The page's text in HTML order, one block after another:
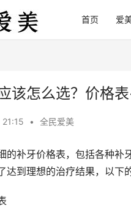
首页 爱
该怎么选？价格
• 全民爱美
的补牙价格表，包括各种补
达到理想的治疗结果，以下